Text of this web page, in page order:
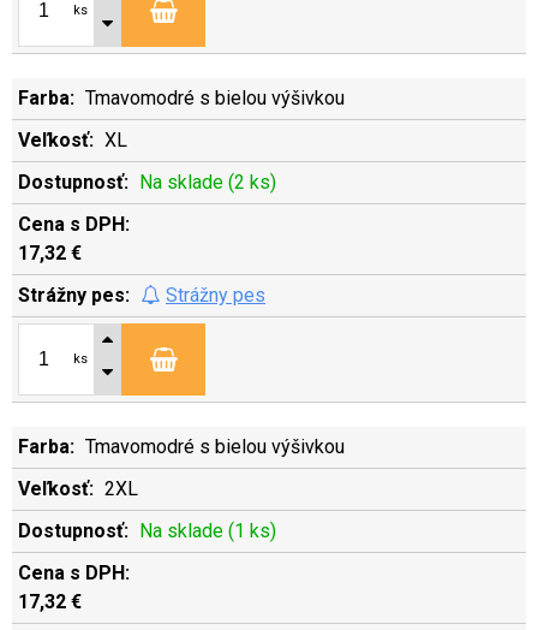
ks
Tmavomodré s bielou výšivkou
XL
Na sklade (2 ks)
17,32 €
Strážny pes
ks
Tmavomodré s bielou výšivkou
2XL
Na sklade (1 ks)
17,32 €